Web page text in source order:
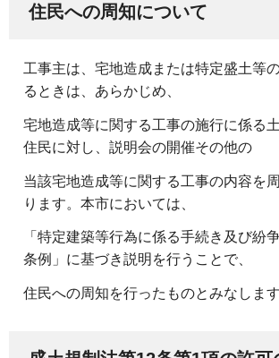
住民への周知について
工事主は、宅地造成または特定盛土等
るときは、あらかじめ、
宅地造成等に関する工事の施行に係る
住民に対し、説明会の開催その他の
当該宅地造成等に関する工事の内容を
ります。本市においては、
「特定建築等行為に係る手続き及び紛
条例」に基づき説明を行うことで、
住民への周知を行ったものとみなします